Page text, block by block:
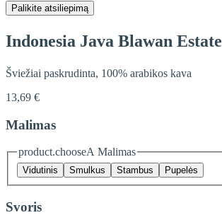
Palikite atsiliepimą
Indonesia Java Blawan Estate
Šviežiai paskrudinta, 100% arabikos kava
13,69 €
Malimas
product.chooseA Malimas
Vidutinis Smulkus Stambus Pupelės
Svoris